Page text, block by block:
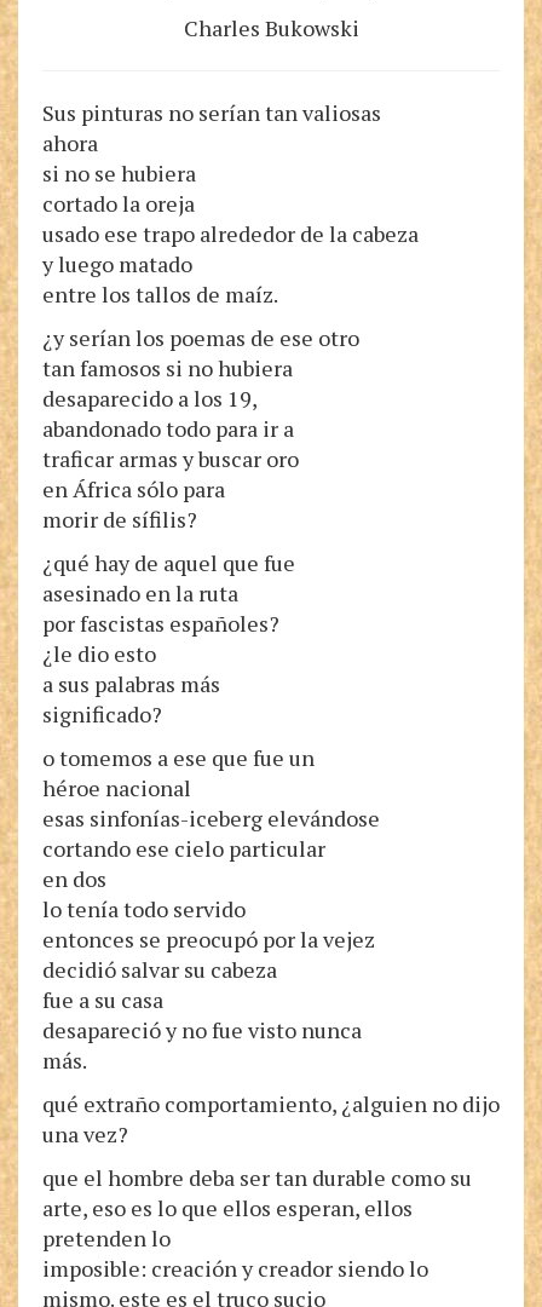
Charles Bukowski
Sus pinturas no serían tan valiosas
ahora
si no se hubiera
cortado la oreja
usado ese trapo alrededor de la cabeza
y luego matado
entre los tallos de maíz.
¿y serían los poemas de ese otro
tan famosos si no hubiera
desaparecido a los 19,
abandonado todo para ir a
traficar armas y buscar oro
en África sólo para
morir de sífilis?
¿qué hay de aquel que fue
asesinado en la ruta
por fascistas españoles?
¿le dio esto
a sus palabras más
significado?
o tomemos a ese que fue un
héroe nacional
esas sinfonías-iceberg elevándose
cortando ese cielo particular
en dos
lo tenía todo servido
entonces se preocupó por la vejez
decidió salvar su cabeza
fue a su casa
desapareció y no fue visto nunca
más.
qué extraño comportamiento, ¿alguien no dijo
una vez?
que el hombre deba ser tan durable como su
arte, eso es lo que ellos esperan, ellos
pretenden lo
imposible: creación y creador siendo lo
mismo. este es el truco sucio